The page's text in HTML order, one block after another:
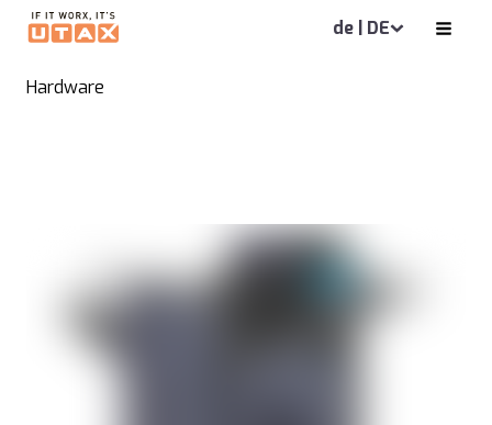
de | DE
Hardware